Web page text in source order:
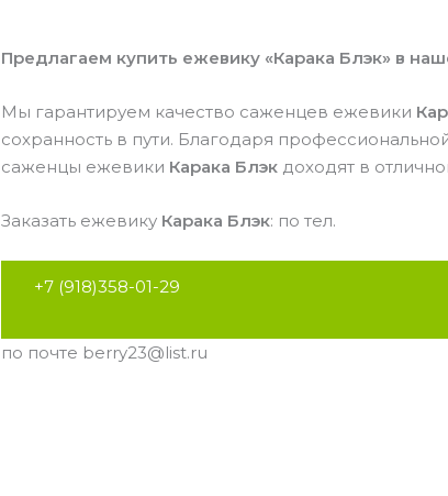
Предлагаем купить ежевику «Карака Блэк» в
Мы гарантируем качество саженцев ежевики
сохранность в пути. Благодаря
саженцы ежевики Карака Блэкдоходят в
Заказать ежевику Карака Блэк: по тел.
+7 (918)358-01-29
по почте berry23@list.ru